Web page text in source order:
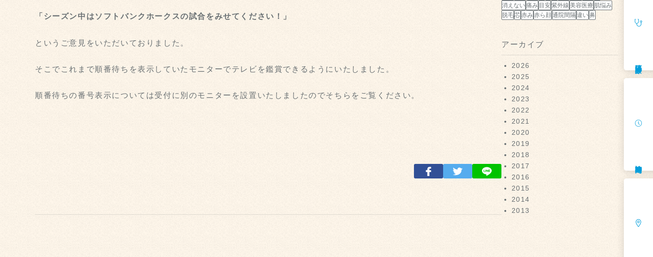
「シーズン中はソフトバンクホークスの試合をみせてください！」
というご意見をいただいておりました。
そこでこれまで順番待ちを表示していたモニターでテレビを鑑賞できるようにいたしました。
順番待ちの番号表示については受付に別のモニターを設置いたしましたのでそちらをご覧ください。
消えない痛み 目安紫外線 美容医療 肌悩み
脱毛芯赤み赤ら顔通院間隔 違い鼻
アーカイブ
2026
2025
2024
2023
2022
2021
2020
2019
2018
2017
2016
2015
2014
2013